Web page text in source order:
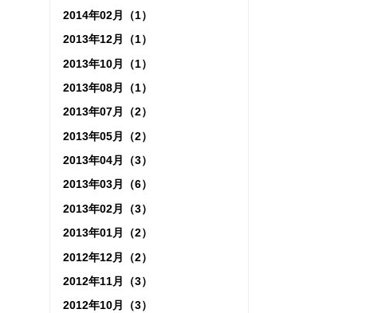
2014年02月（1）
2013年12月（1）
2013年10月（1）
2013年08月（1）
2013年07月（2）
2013年05月（2）
2013年04月（3）
2013年03月（6）
2013年02月（3）
2013年01月（2）
2012年12月（2）
2012年11月（3）
2012年10月（3）